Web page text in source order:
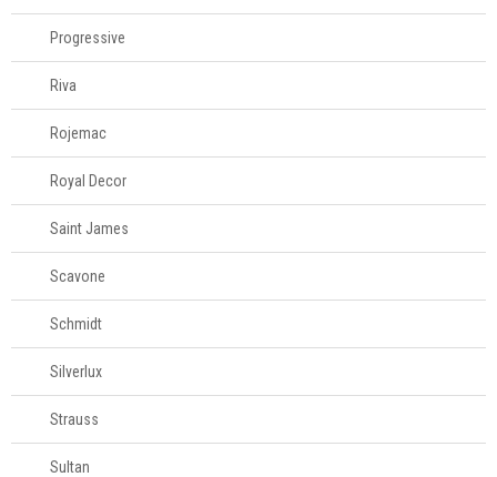
Progressive
Riva
Rojemac
Royal Decor
Saint James
Scavone
Schmidt
Silverlux
Strauss
Sultan